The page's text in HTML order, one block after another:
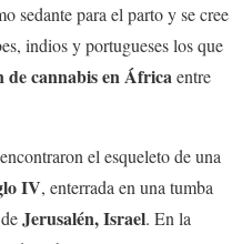
sedante para el parto y se cree
indios y portugueses los que
de cannabis en Áfricaentre
el esqueleto de una
IV, enterrada en una tumba
Jerusalén, Israel. En la